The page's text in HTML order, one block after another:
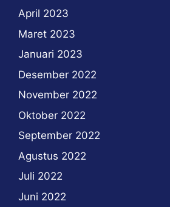
April 2023
Maret 2023
Januari 2023
Desember 2022
November 2022
Oktober 2022
September 2022
Agustus 2022
Juli 2022
Juni 2022